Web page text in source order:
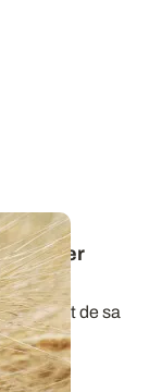
assurer
?
de sa